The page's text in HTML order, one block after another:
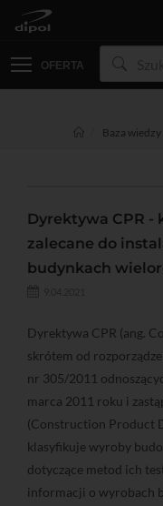
OFERTA
Baza wiedzy
Dyrektywa CPR
zalecane do
budynkach
Dyrektywa CPR (ang.
skrótem od
nr 305/2011
marca 2011 roku i
(Construction Product
klasyfikuje wyroby
dotyczące metod ich
informacji o wyrobach